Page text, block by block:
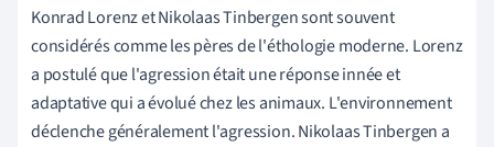
Konrad Lorenz et Nikolaas Tinbergen sont souvent
considérés comme les pères de l'éthologie moderne. Lorenz
a postulé que l'agression était une réponse innée et
adaptative qui a évolué chez les animaux. L'environnement
déclenche généralement l'agression. Nikolaas Tinbergen a